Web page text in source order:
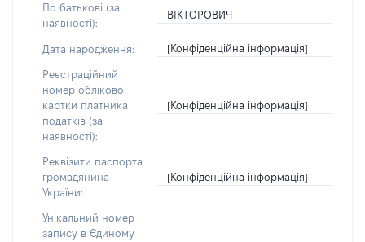
По батькові (за
наявності):
ВІКТОРОВИЧ
Дата народження: [Конфіденційна інформація]
Реєстраційний
номер облікової
картки платника
податків (за
наявності):
[Конфіденційна інформація]
Реквізити паспорта
громадянина
України:
[Конфіденційна інформація]
Унікальний номер
запису в Єдиному